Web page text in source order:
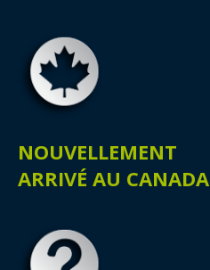
NOUVELLEMENT
ARRIVÉ AU CANADA